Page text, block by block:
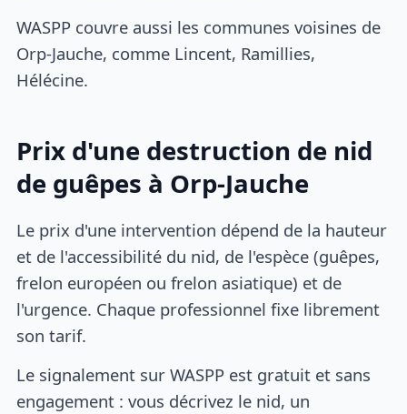
WASPP couvre aussi les communes voisines de
Orp-Jauche, comme Lincent, Ramillies,
Hélécine.
Prix d'une destruction de nid
de guêpes à Orp-Jauche
Le prix d'une intervention dépend de la hauteur
et de l'accessibilité du nid, de l'espèce (guêpes,
frelon européen ou frelon asiatique) et de
l'urgence. Chaque professionnel fixe librement
son tarif.
Le signalement sur WASPP est gratuit et sans
engagement : vous décrivez le nid, un